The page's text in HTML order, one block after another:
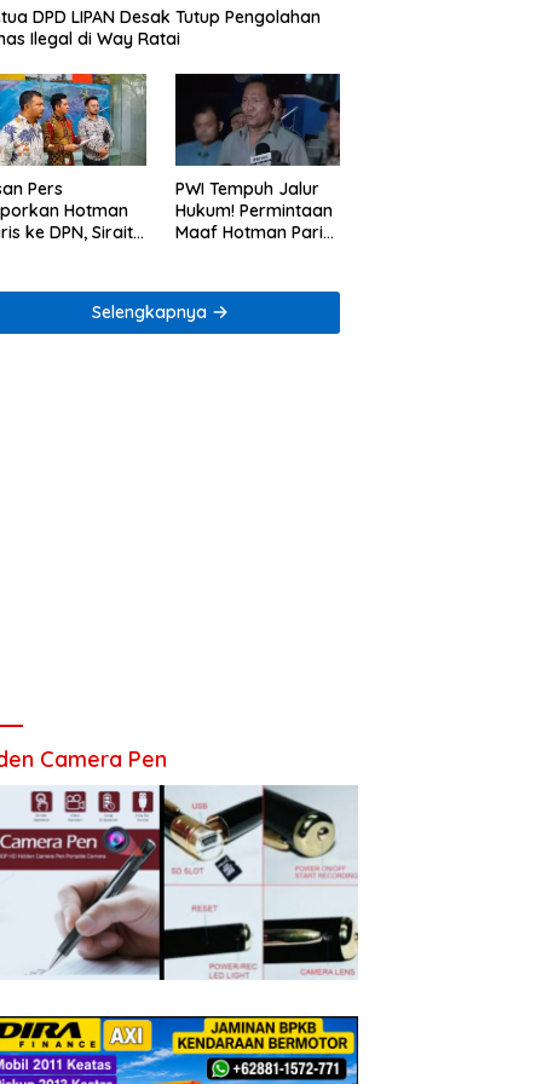
DPD LIPAN Desak Tutup Pengolahan
Ilegal di Way Ratai
Pers
Hotman
ke DPN, Sirait
PWI Tempuh Jalur
Hukum! Permintaan
Maaf Hotman Paris
Selengkapnya
Camera Pen